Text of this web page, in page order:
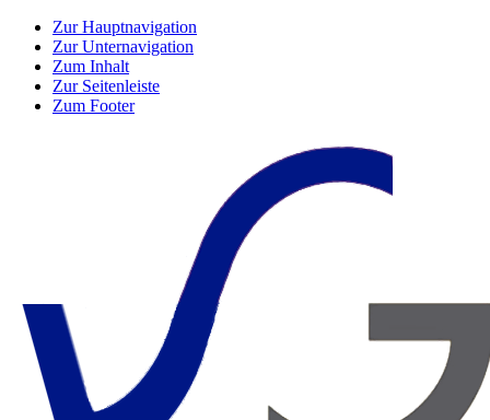
Zur Hauptnavigation
Zur Unternavigation
Zum Inhalt
Zur Seitenleiste
Zum Footer